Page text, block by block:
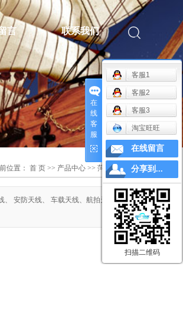
言 联系我们
位置： 首 页 >> 产品中心 >> 菏泽4G天线
、 安防天线、 车载天线、航拍天线、
在
线
客
服
客服1
客服2
客服3
淘宝旺旺
在线留言
分享到...
扫描二维码
在
线
客
服
客服1
客服2
客服3
淘宝旺旺
在线留言
分享到...
扫描二维码